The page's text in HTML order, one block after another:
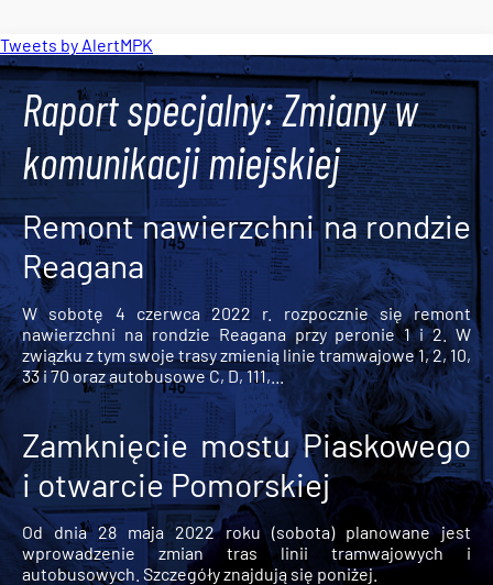
Tweets by AlertMPK
Raport specjalny: Zmiany w
komunikacji miejskiej
Remont nawierzchni na rondzie
Reagana
W sobotę 4 czerwca 2022 r. rozpocznie się remont
nawierzchni na rondzie Reagana przy peronie 1 i 2. W
związku z tym swoje trasy zmienią linie tramwajowe 1, 2, 10,
33 i 70 oraz autobusowe C, D, 111,...
Zamknięcie mostu Piaskowego
i otwarcie Pomorskiej
Od dnia 28 maja 2022 roku (sobota) planowane jest
wprowadzenie zmian tras linii tramwajowych i
autobusowych. Szczegóły znajdują się poniżej.